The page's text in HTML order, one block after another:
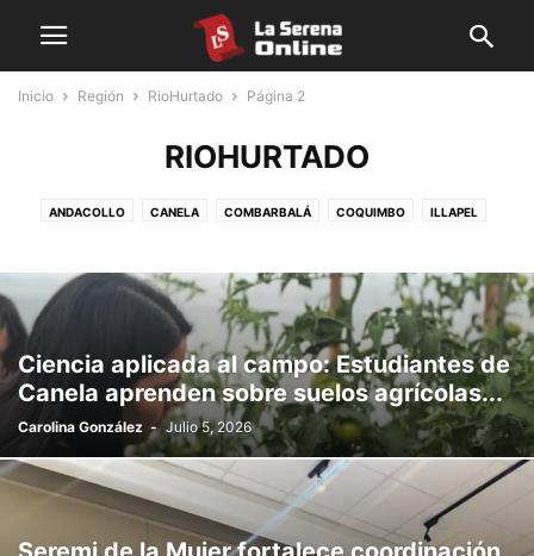
Inicio Región RioHurtado Página 2
RIOHURTADO
ANDACOLLO CANELA COMBARBALÁ COQUIMBO ILLAPEL
PAIHUANO PUNITAQUI RIOHURTADO SALAMANCA TONGOY
VICUÑA
Ciencia aplicada al campo: Estudiantes de
Canela aprenden sobre suelos agrícolas...
Carolina González - Julio 5, 2026